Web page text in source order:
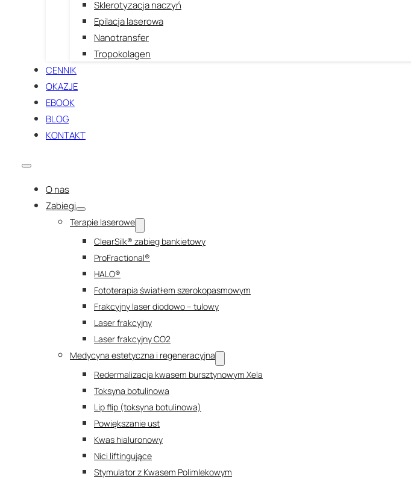
Sklerotyzacja naczyń
Epilacja laserowa
Nanotransfer
Tropokolagen
CENNIK
OKAZJE
EBOOK
BLOG
KONTAKT
O nas
Zabiegi
Terapie laserowe
ClearSilk® zabieg bankietowy
ProFractional®
HALO®
Fototerapia światłem szerokopasmowym
Frakcyjny laser diodowo – tulowy
Laser frakcyjny
Laser frakcyjny CO2
Medycyna estetyczna i regeneracyjna
Redermalizacja kwasem bursztynowym Xela
Toksyna botulinowa
Lip flip (toksyna botulinowa)
Powiększanie ust
Kwas hialuronowy
Nici liftingujące
Stymulator z Kwasem Polimlekowym